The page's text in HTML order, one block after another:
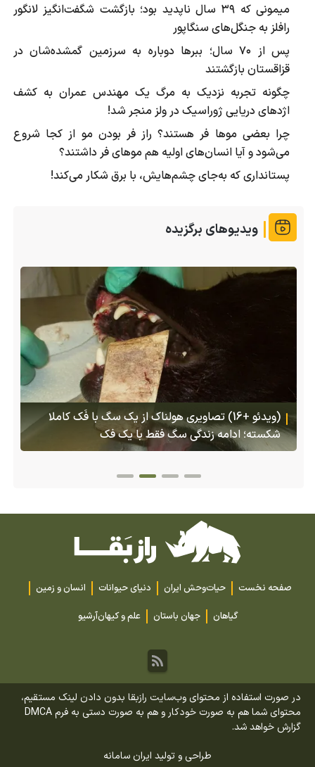
میمونی که ۳۹ سال ناپدید بود؛ بازگشت شگفت‌انگیز لانگور
رافلز به جنگل‌های سنگاپور
پس از ۷۰ سال؛ ببرها دوباره به سرزمین گمشده‌شان در
قزاقستان بازگشتند
چگونه تجربه نزدیک به مرگ یک مهندس عمران به کشف
اژد‌های دریایی ژوراسیک در ولز منجر شد!
چرا بعضی موها فر هستند؟ راز فر بودن مو از کجا شروع
می‌شود و آیا انسان‌های اولیه هم موهای فر داشتند؟
پستانداری که به‌جای چشم‌هایش، با برق شکار می‌کند!
ویدیوهای برگزیده
(ویدئو +16) تصاویری هولناک از یک سگ با فَک کاملا
شکسته؛ ادامه زندگی سگ فقط با یک فک
صفحه نخست حیات‌وحش ایران دنیای حیوانات
انسان و زمین
گیاهان
جهان باستان علم و کیهانآرشیو
در صورت استفاده از محتوای وب‌سایت رازبقا بدون دادن لینک مستقیم،
محتوای شما هم به صورت خودکار و هم به صورت دستی به فرم DMCA
گزارش خواهد شد.
طراحی و تولید ایران سامانه